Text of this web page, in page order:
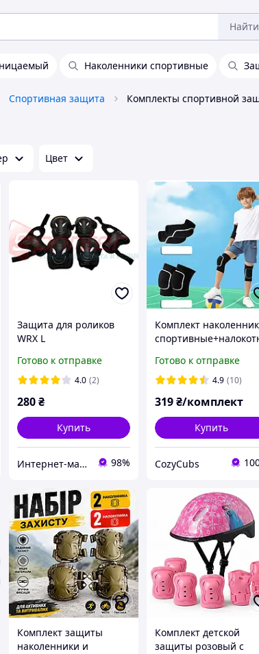
Найти
Наколенники спортивные
Спортивная защита Комплекты спортивной
Цвет
Защита для роликов
WRX L
Готово к отправке
4.0 (2)
280₴
Купить
Интернет-магазин спорттоваров "SprinterSport” 98%
Комплект
волейбола, бега и
других видов спорта.
Готово к отправке
4.9 (10)
319₴/комплект
Купить
CozyCubs
Комплект защиты
наколенники и
Комплект детской
защиты розовый с